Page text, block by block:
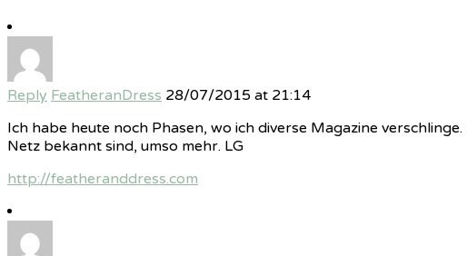
Reply FeatheranDress 28/07/2015 at 21:14
Ich habe heute noch Phasen, wo ich diverse Magazine
Netz bekannt sind, umso mehr. LG
http://featheranddress.com